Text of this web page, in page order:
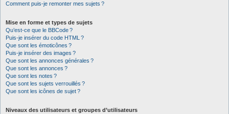
Comment puis-je remonter mes sujets ?
Mise en forme et types de sujets
Qu’est-ce que le BBCode ?
Puis-je insérer du code HTML ?
Que sont les émoticônes ?
Puis-je insérer des images ?
Que sont les annonces générales ?
Que sont les annonces ?
Que sont les notes ?
Que sont les sujets verrouillés ?
Que sont les icônes de sujet ?
Niveaux des utilisateurs et groupes d’utilisateurs